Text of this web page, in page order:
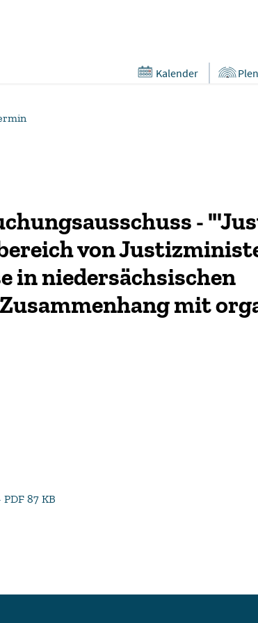
Kalender
-
von
in niedersächsischen
mit
87 KB